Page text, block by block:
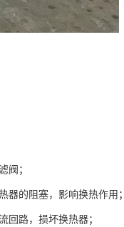
阀；
器的阻塞，影响换热作用；
回路，损坏换热器；